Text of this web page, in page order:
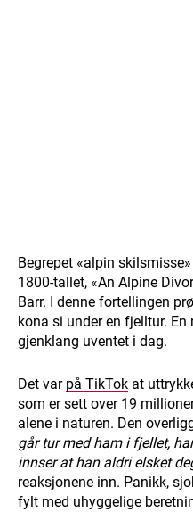
Begrepet «alpin
1800-tallet, «An Alpine
Barr. I denne fortellingen
kona si under en fjelltur.
gjenklang uventet i dag.
Det var på TikTok at
som er sett over 19
alene i naturen. Den
går tur med ham i fjellet,
innser at han aldri elsket
reaksjonene inn. Panikk,
fylt med uhyggelige